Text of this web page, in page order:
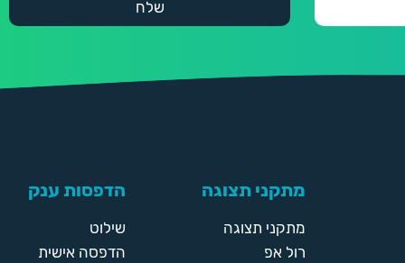
מתקני תצוגה
מתקני תצוגה
רול אפ
הדפסות ענק
שילוט
הדפסה אישית